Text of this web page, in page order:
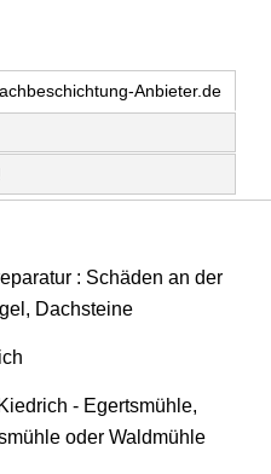
Anbieter.de